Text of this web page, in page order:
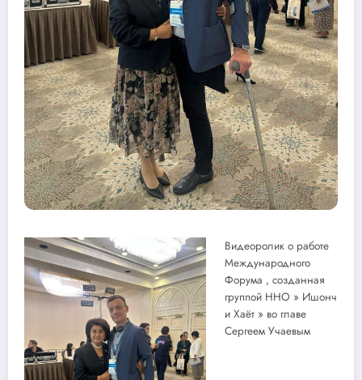
Видеоролик о работе
Международного
Форума , созданная
группой ННО » Ишонч
и Хаёт » во главе
Сергеем Учаевым